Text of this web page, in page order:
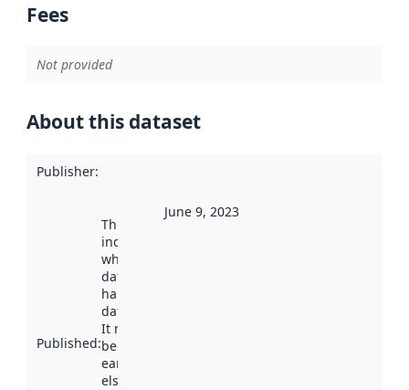
Fees
Not provided
About this dataset
Publisher:
Published:
This date
indicates
when the
dataset was
harvested by
data.norge.no.
It may have
been available
earlier
elsewhere.
June 9, 2023